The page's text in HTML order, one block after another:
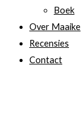
Boek
Over Maaike
Recensies
Contact